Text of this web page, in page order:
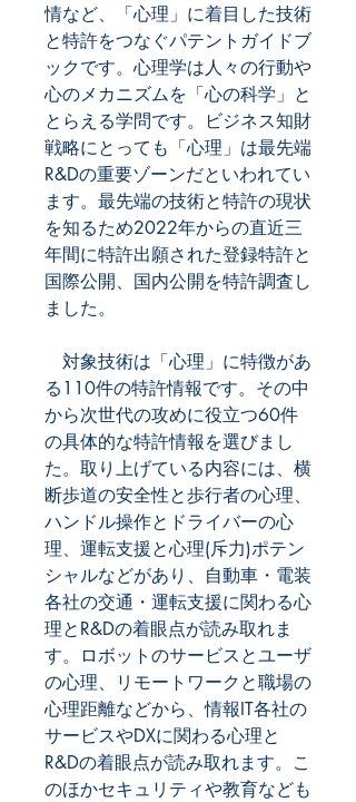
情など、「心理」に着目した技術
と特許をつなぐパテントガイドブ
ックです。心理学は人々の行動や
心のメカニズムを「心の科学」と
とらえる学問です。ビジネス知財
戦略にとっても「心理」は最先端
R&Dの重要ゾーンだといわれてい
ます。最先端の技術と特許の現状
を知るため2022年からの直近三
年間に特許出願された登録特許と
国際公開、国内公開を特許調査し
ました。
対象技術は「心理」に特徴があ
る110件の特許情報です。その中
から次世代の攻めに役立つ60件
の具体的な特許情報を選びまし
た。取り上げている内容には、横
断歩道の安全性と歩行者の心理、
ハンドル操作とドライバーの心
理、運転支援と心理(斥力)ポテン
シャルなどがあり、自動車・電装
各社の交通・運転支援に関わる心
理とR&Dの着眼点が読み取れま
す。ロボットのサービスとユーザ
の心理、リモートワークと職場の
心理距離などから、情報IT各社の
サービスやDXに関わる心理と
R&Dの着眼点が読み取れます。こ
のほかセキュリティや教育なども